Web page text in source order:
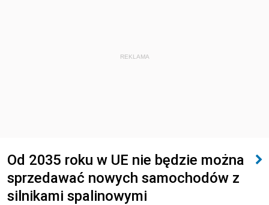
REKLAMA
Od 2035 roku w UE nie będzie można
sprzedawać nowych samochodów z
silnikami spalinowymi